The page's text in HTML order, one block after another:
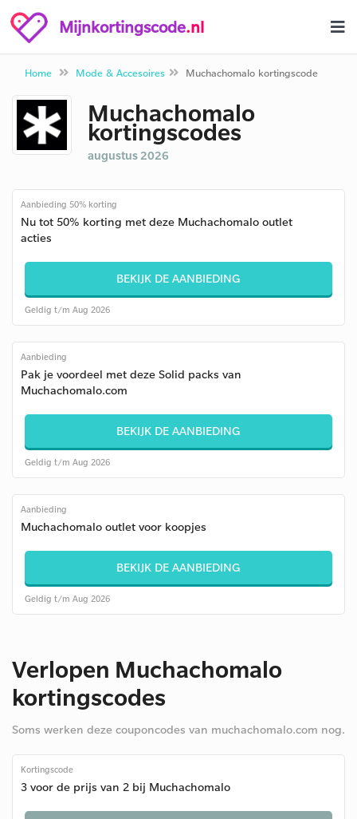
Mijnkortingscode.nl
Home Mode & Accesoires Muchachomalo kortingscode
Muchachomalo
kortingscodes
augustus 2026
Aanbieding 50% korting
Nu tot 50% korting met deze Muchachomalo outlet
acties
BEKIJK DE AANBIEDING
Geldig t/m Aug 2026
Aanbieding
Pak je voordeel met deze Solid packs van
Muchachomalo.com
BEKIJK DE AANBIEDING
Geldig t/m Aug 2026
Aanbieding
Muchachomalo outlet voor koopjes
BEKIJK DE AANBIEDING
Geldig t/m Aug 2026
Verlopen Muchachomalo
kortingscodes
Soms werken deze couponcodes van muchachomalo.com nog.
Kortingscode
3 voor de prijs van 2 bij Muchachomalo